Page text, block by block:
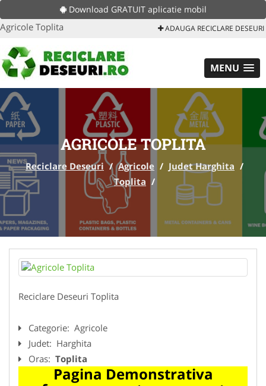
Download GRATUIT aplicatie mobil
Agricole Toplita ADAUGA RECICLARE DESEURI
MENU
AGRICOLE TOPLITA
Reciclare Deseuri / Agricole / Judet Harghita /
Toplita /
Reciclare Deseuri Toplita
Categorie: Agricole
Judet: Harghita
Oras: Toplita
Pagina Demonstrativa